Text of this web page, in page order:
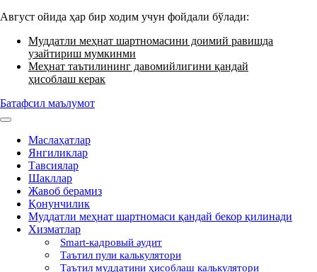
Август ойида ҳар бир ходим учун фойдали бўлади:
Муддатли меҳнат шартномасини доимий равишда
узайтириш мумкинми
Меҳнат таътилининг давомийлигини қандай
ҳисоблаш керак
Батафсил маълумот
Маслаҳатлар
Янгиликлар
Тавсиялар
Шакллар
Жавоб берамиз
Қонунчилик
Муддатли меҳнат шартномаси қандай бекор қилинади
Хизматлар
Smart-кадровый аудит
Таътил пули калькулятори
Таътил муддатини ҳисоблаш калькулятори